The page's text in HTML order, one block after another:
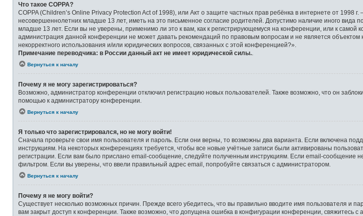
Что такое COPPA?
COPPA (Children’s Online Privacy Protection Act of 1998), или Акт о защите частных прав ребёнка в интернете от
несовершеннолетних младше 13 лет, иметь на это письменное согласие родителей. Допустимо наличие иного
младше 13 лет. Если вы не уверены, применимо ли это к вам, как к регистрирующемуся на конференции, или к
администрация данной конференции не может давать рекомендаций по правовым вопросам и не является
некорректного использования и/или юридических вопросов, связанных с этой конференцией?».
Примечание переводчика: в России данный акт не имеет юридической силы.
Вернуться к началу
Почему я не могу зарегистрироваться?
Возможно, администратор конференции отключил регистрацию новых пользователей. Также возможно, что он
помощью к администратору конференции.
Вернуться к началу
Я только что зарегистрировался, но не могу войти!
Сначала проверьте свои имя пользователя и пароль. Если они верны, то возможны два варианта. Если включена
инструкциям. На некоторых конференциях требуется, чтобы все новые учётные записи были активированы
регистрации. Если вам было прислано email-сообщение, следуйте полученным инструкциям. Если email-сообщение
фильтром. Если вы уверены, что ввели правильный адрес email, попробуйте связаться с администратором.
Вернуться к началу
Почему я не могу войти?
Существует несколько возможных причин. Прежде всего убедитесь, что вы правильно вводите имя пользователя и
вам закрыт доступ к конференции. Также возможно, что допущена ошибка в конфигурации конференции, свяжитесь с